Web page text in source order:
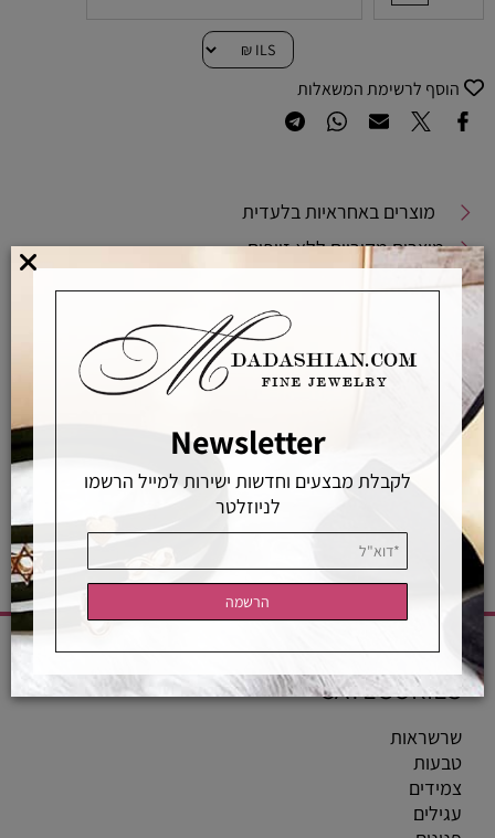
הוסף לרשימת המשאלות
מוצרים באחראיות בלעדית
מוצרים מקוריים ללא זיופים
משלוחים מהירים
אפשרויות החלפה / החזרה
רכישה מאובטחת
רכישה מאובטחת
CATEGORIES
שרשראות
טבעות
צמידים
עגילים
Newsletter
לקבלת מבצעים וחדשות ישירות למייל הרשמו
לניוזלטר